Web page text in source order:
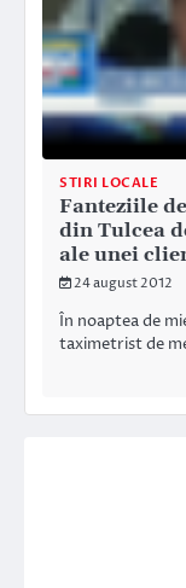
STIRI LOCALE
Fanteziile
din Tulcea
ale unei
24 august 2012
În noaptea de
taximetrist de